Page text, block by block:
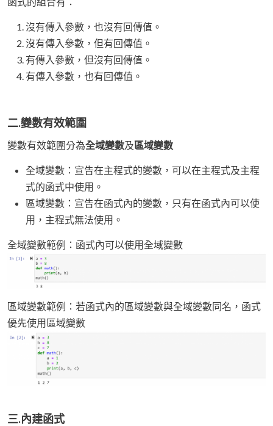
沒有傳入參數，也沒有回傳值。
沒有傳入參數，但有回傳值。
有傳入參數，但沒有回傳值。
有傳入參數，也有回傳值。
二.變數有效範圍
變數有效範圍分為全域變數及區域變數
全域變數：宣告在主程式的變數，可以在主程式及主程
式的函式中使用。
區域變數：宣告在函式內的變數，只有在函式內可以使
用，主程式無法使用。
全域變數範例：函式內可以使用全域變數
區域變數範例：若函式內的區域變數與全域變數同名，函式
優先使用區域變數
三.內建函式